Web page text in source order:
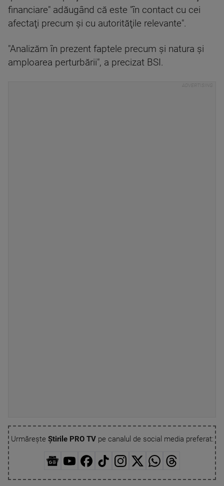
financiare" adăugând că este "în contact cu cei
afectaţi precum şi cu autorităţile relevante".
"Analizăm în prezent faptele precum şi natura şi
amploarea perturbării", a precizat BSI.
Urmărește Știrile PRO TVpe canalul de social media preferat: